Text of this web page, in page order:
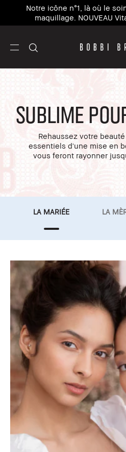
Notre icône n°1, là où le
maquillage. NOUVEAU
Base+
SUBLIME
Rehaussez votre
essentiels d'une mise en
vous feront rayonner
LA MARIÉE LA